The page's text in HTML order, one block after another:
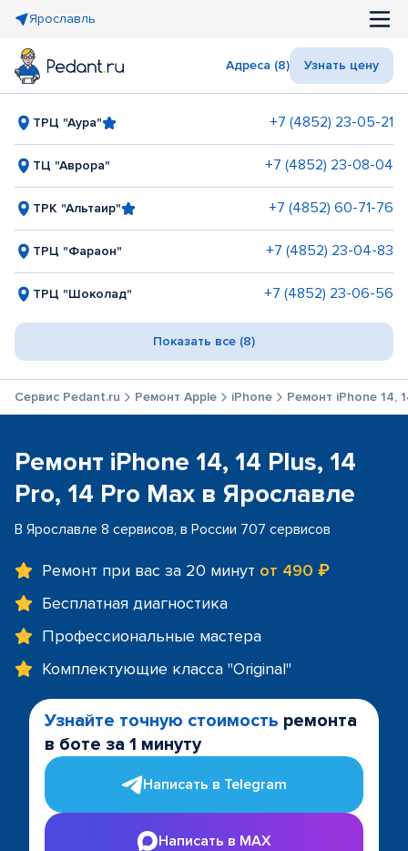
Ярославль
Адреса (8) Узнать цену
ТРЦ "Аура" +7 (4852) 23-05-21
ТЦ "Аврора" +7 (4852) 23-08-04
ТРК "Альтаир" +7 (4852) 60-71-76
ТРЦ "Фараон" +7 (4852) 23-04-83
ТРЦ "Шоколад" +7 (4852) 23-06-56
Показать все (8)
Сервис Pedant.ru Ремонт Apple iPhone Ремонт iPhone 14,
Ремонт iPhone 14, 14 Plus, 14
Pro, 14 Pro Max в Ярославле
В Ярославле 8 сервисов, в России 707 сервисов
Ремонт при вас за 20 минут от 490 ₽
Бесплатная диагностика
Профессиональные мастера
Комплектующие класса "Original"
Узнайте точную стоимость ремонта
в боте за 1 минуту
Написать в Telegram
Написать в MAX